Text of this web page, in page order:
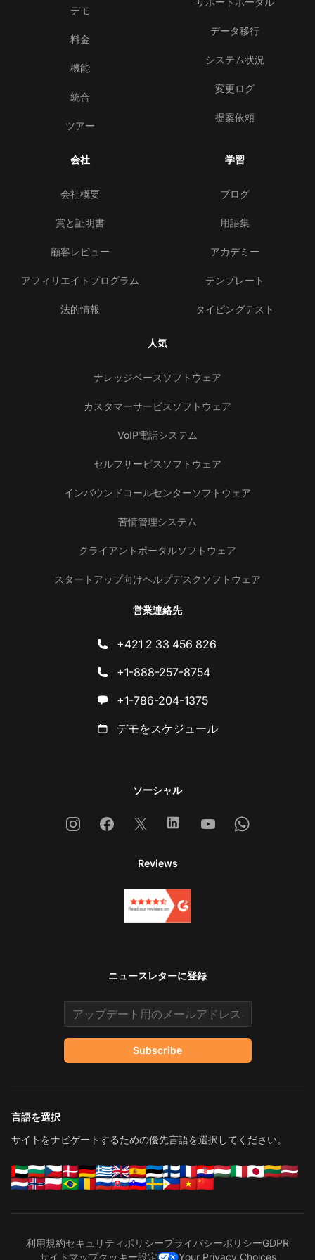
デモ
料金
機能
統合
ツアー
データ移行
システム状況
変更ログ
提案依頼
会社
会社概要
賞と証明書
顧客レビュー
アフィリエイトプログラム
法的情報
学習
ブログ
用語集
アカデミー
テンプレート
タイピングテスト
人気
ナレッジベースソフトウェア
カスタマーサービスソフトウェア
VoIP電話システム
セルフサービスソフトウェア
インバウンドコールセンターソフトウェア
苦情管理システム
クライアントポータルソフトウェア
スタートアップ向けヘルプデスクソフトウェア
営業連絡先
+421 2 33 456 826
+1-888-257-8754
+1-786-204-1375
デモをスケジュール
ソーシャル
InstagramFacebook
X LinkedinYoutubeWhatsapp
Reviews
ニュースレターに登録
Email address
Subscribe
言語を選択
サイトをナビゲートするための優先言語を選択してください。
利用規約セキュリティポリシープライバシーポリシーGDPR
サイトマップクッキー設定 Your Privacy Choices